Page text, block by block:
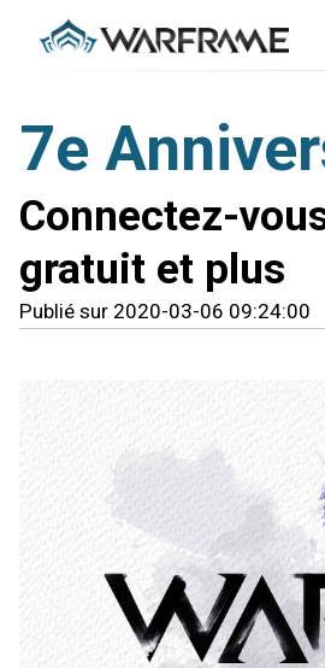
7e
Connectez-
gratuit et plus
Publié sur 2020-03-06 09:24:00